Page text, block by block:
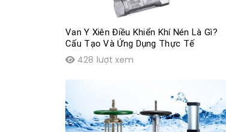
Van Y Xiên Điều Khiển Khí Nén Là Gì?
Cấu Tạo Và Ứng Dụng Thực Tế
428 lượt xem